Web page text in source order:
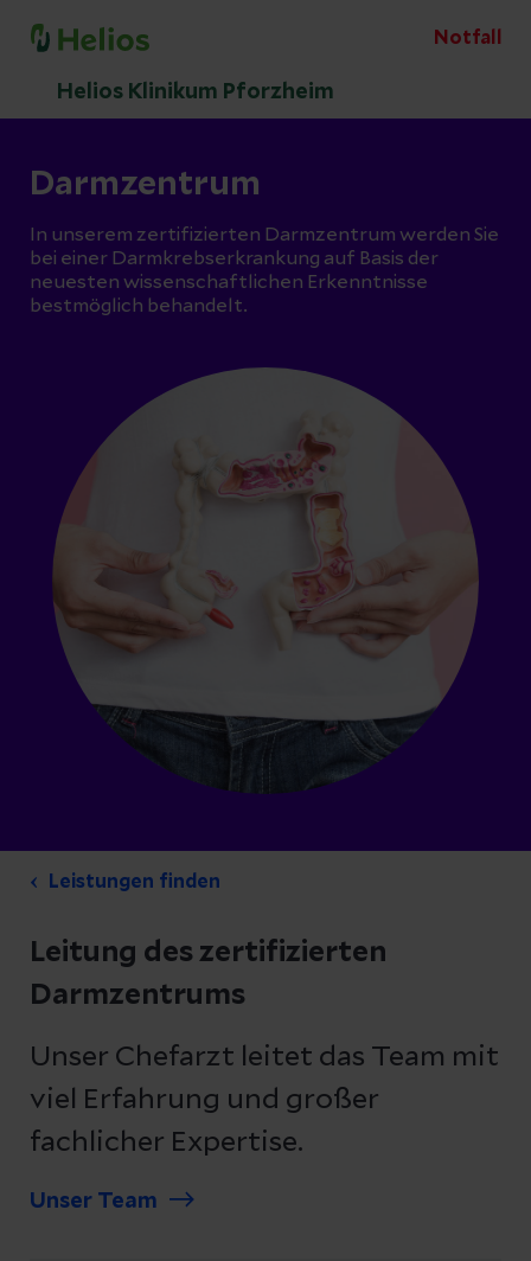
Notfall
Helios Klinikum Pforzheim
Darmzentrum
In unserem zertifizierten Darmzentrum werden Sie
bei einer Darmkrebserkrankung auf Basis der
neuesten wissenschaftlichen Erkenntnisse
bestmöglich behandelt.
Leistungen finden
Leitung des zertifizierten
Darmzentrums
Unser Chefarzt leitet das Team mit
viel Erfahrung und großer
fachlicher Expertise.
Unser Team